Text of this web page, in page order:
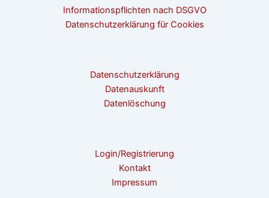
Informationspflichten nach DSGVO
Datenschutzerklärung für Cookies
Datenschutzerklärung
Datenauskunft
Datenlöschung
Login/Registrierung
Kontakt
Impressum